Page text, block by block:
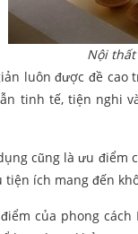
Nội thất
luôn được đề
tinh tế, tiện nghi
cũng là ưu điểm
ích mang đến
của phong